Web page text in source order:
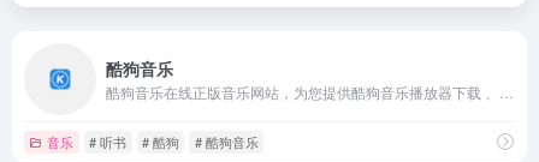
酷狗音乐
音乐 # 听书 # 酷狗 # 酷狗音乐